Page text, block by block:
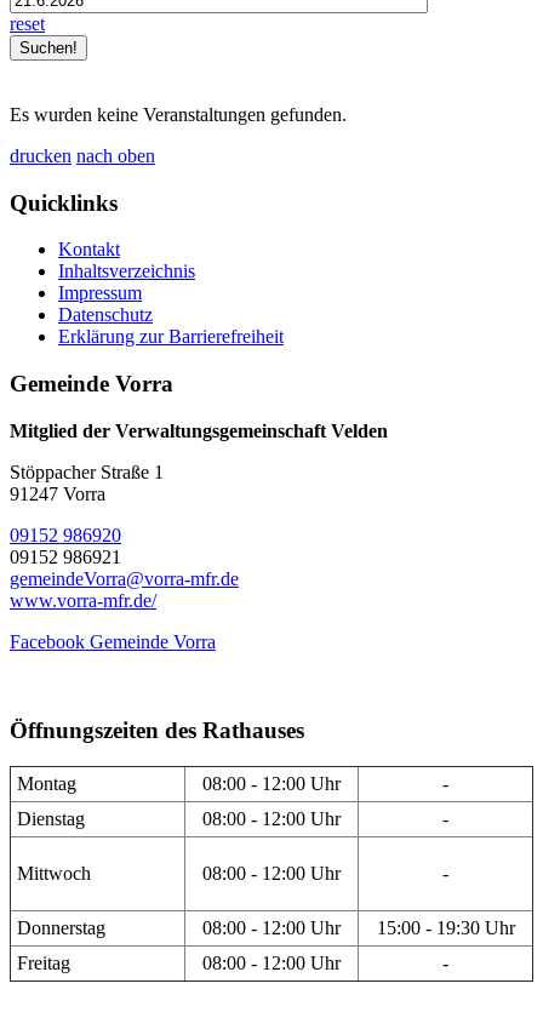
reset
Es wurden keine Veranstaltungen gefunden.
drucken nach oben
Quicklinks
Kontakt
Inhaltsverzeichnis
Impressum
Datenschutz
Erklärung zur Barrierefreiheit
Gemeinde Vorra
Mitglied der Verwaltungsgemeinschaft Velden
Stöppacher Straße 1
91247 Vorra
09152 986920
09152 986921
gemeindeVorra@vorra-mfr.de
www.vorra-mfr.de/
Facebook Gemeinde Vorra
Öffnungszeiten des Rathauses
Montag 08:00 - 12:00 Uhr
-
Dienstag
08:00 - 12:00 Uhr -
Mittwoch 08:00 - 12:00 Uhr -
Donnerstag 08:00 - 12:00 Uhr
15:00 - 19:30 Uhr
Freitag
08:00 - 12:00 Uhr -